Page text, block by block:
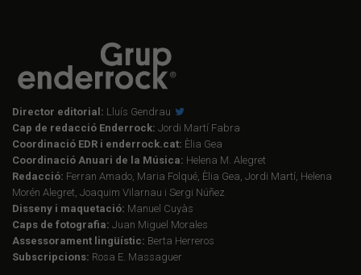
Director editorial: Lluís Gendrau
Cap de redacció Enderrock: Jordi Martí Fabra
Coordinació EDR i enderrock.cat: Èlia Gea
Coordinació Anuari de la Música: Helena M. Alegret
Redacció: Ferran Amado, Maria Folqué, Èlia Gea, Jordi Martí, Helena
Morén Alegret, Joaquim Vilarnau i Sergi Núñez
Disseny i maquetació: Manuel Cuyàs
Caps de fotografia: Juan Miguel Morales
Assessorament lingüístic: Berta Herreros
Subscripcions: Rosa E. Massaguer